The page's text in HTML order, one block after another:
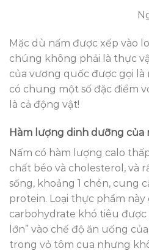
Mặc dù nấm được xếp vào
chúng không phải là thực
của vương quốc được gọi là
có chung một số đặc điểm
là cả động vật!
Hàm lượng dinh dưỡng của
Nấm có hàm lượng calo
chất béo và cholesterol, và
sống, khoảng 1 chén, cung
protein. Loại thực phẩm này
carbohydrate khó tiêu được
lớn” vào chế độ ăn uống
trong vỏ tôm cua nhưng